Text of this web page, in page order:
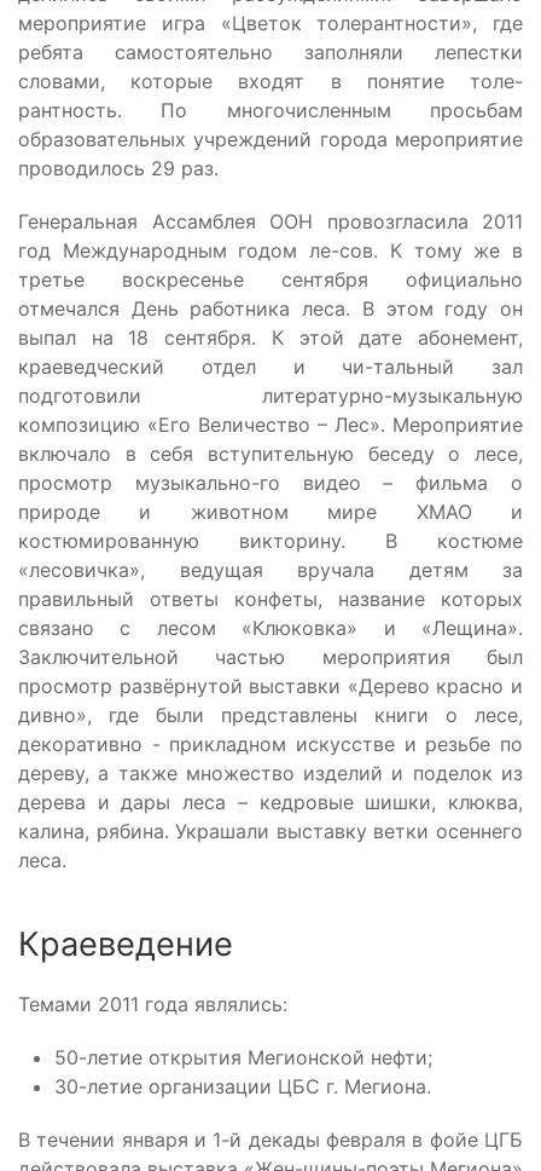
мероприятие игра «Цветок толерантности», где
ребята самостоятельно заполняли лепестки
словами, которые входят в понятие толе-
рантность. По многочисленным просьбам
образовательных учреждений города мероприятие
проводилось 29 раз.
Генеральная Ассамблея ООН провозгласила 2011
год Международным годом ле-сов. К тому же в
третье воскресенье сентября официально
отмечался День работника леса. В этом году он
выпал на 18 сентября. К этой дате абонемент,
краеведческий отдел и чи-тальный зал
подготовили литературно-музыкальную
композицию «Его Величество – Лес». Мероприятие
включало в себя вступительную беседу о лесе,
просмотр музыкально-го видео – фильма о
природе и животном мире ХМАО и
костюмированную викторину. В костюме
«лесовичка», ведущая вручала детям за
правильный ответы конфеты, название которых
связано с лесом «Клюковка» и «Лещина».
Заключительной частью мероприятия был
просмотр развёрнутой выставки «Дерево красно и
дивно», где были представлены книги о лесе,
декоративно - прикладном искусстве и резьбе по
дереву, а также множество изделий и поделок из
дерева и дары леса – кедровые шишки, клюква,
калина, рябина. Украшали выставку ветки осеннего
леса.
Краеведение
Темами 2011 года являлись:
50-летие открытия Мегионской нефти;
30-летие организации ЦБС г. Мегиона.
В течении января и 1-й декады февраля в фойе ЦГБ